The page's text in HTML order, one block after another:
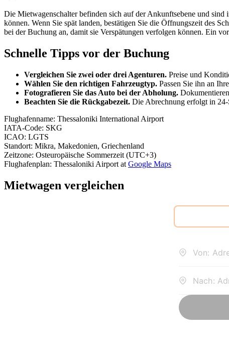
Die Mietwagenschalter befinden sich auf der Ankunftsebene und
können. Wenn Sie spät landen, bestätigen Sie die Öffnungszeit des
bei der Buchung an, damit sie Verspätungen verfolgen können. Ein
Schnelle Tipps vor der Buchung
Vergleichen Sie zwei oder drei Agenturen. Preise und
Wählen Sie den richtigen Fahrzeugtyp. Passen Sie ihn an
Fotografieren Sie das Auto bei der Abholung.
Beachten Sie die Rückgabezeit. Die Abrechnung erfolgt in 24-
Flughafenname: Thessaloniki International Airport
IATA-Code: SKG
ICAO: LGTS
Standort: Mikra, Makedonien, Griechenland
Zeitzone: Osteuropäische Sommerzeit (UTC+3)
Flughafenplan: Thessaloniki Airport at Google Maps
Mietwagen vergleichen